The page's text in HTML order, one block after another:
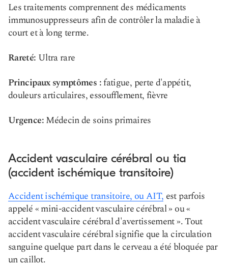
Les traitements comprennent des médicaments
immunosuppresseurs afin de contrôler la maladie à
court et à long terme.
Rareté: Ultra rare
Principaux symptômes :fatigue, perte d'appétit,
douleurs articulaires, essoufflement, fièvre
Urgence:Médecin de soins primaires
Accident vasculaire cérébral ou tia
(accident ischémique transitoire)
Accident ischémique transitoire, ou AIT, est parfois
appelé « mini-accident vasculaire cérébral » ou «
accident vasculaire cérébral d'avertissement ». Tout
accident vasculaire cérébral signifie que la circulation
sanguine quelque part dans le cerveau a été bloquée par
un caillot.